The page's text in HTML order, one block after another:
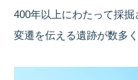
400年以上にわたって採
変遷を伝える遺跡が数多